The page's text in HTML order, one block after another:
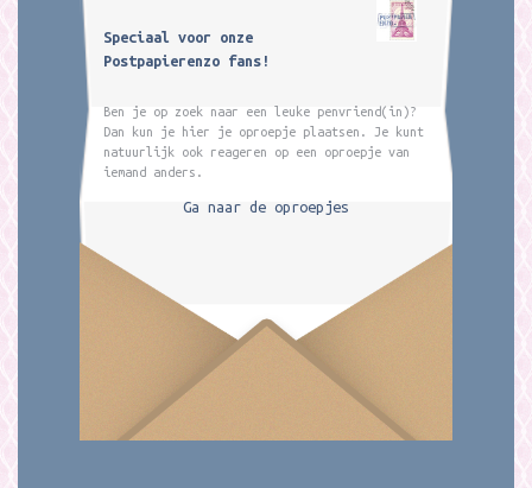
Speciaal voor onze
Postpapierenzo fans!
Ben je op zoek naar een leuke penvriend(in)?
Dan kun je hier je oproepje plaatsen. Je kunt
natuurlijk ook reageren op een oproepje van
iemand anders.
Ga naar de oproepjes